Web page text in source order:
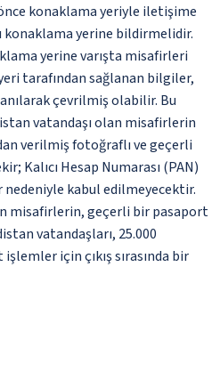
konaklama yeriyle iletişime
konaklama yerine bildirmelidir.
yerine varışta misafirleri
tarafından sağlanan bilgiler,
çevrilmiş olabilir. Bu
vatandaşı olan misafirlerin
verilmiş fotoğraflı ve geçerli
Kalıcı Hesap Numarası (PAN)
kabul edilmeyecektir.
misafirlerin, geçerli bir pasaport
vatandaşları, 25.000
için çıkış sırasında bir